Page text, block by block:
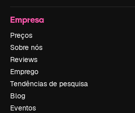
Empresa
Preços
Sobre nós
Reviews
Emprego
Tendências de pesquisa
Blog
Eventos